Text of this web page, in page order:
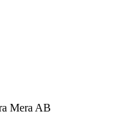
Mera AB